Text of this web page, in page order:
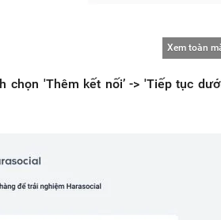
Xem toàn
chọn 'Thêm kết nối’ -> 'Tiếp tục